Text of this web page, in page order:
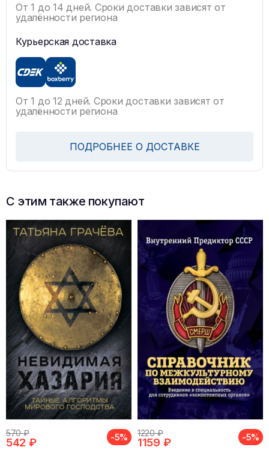
От 1 до 14 дней. Сроки доставки зависят от
удалённости региона
Курьерская доставка
От 1 до 12 дней. Сроки доставки зависят от
удалённости региона
ПОДРОБНЕЕ О ДОСТАВКЕ
С этим также покупают
570 ₽
542 ₽ -5% 1220 ₽
1159 ₽ -5%